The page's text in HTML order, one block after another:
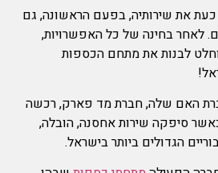
את שירותיה, בפעם הראשונה, גם
לאחר בחינה של כל האפשרויות,
לבנות את מתחם הכספות
האם שלה, חברת מד פארק, רכשה
כאשר סיפקה שירות אחסנה, הובלה,
הגדולים ביותר בישראל.